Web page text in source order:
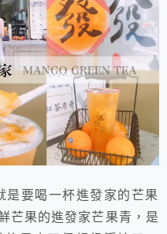
要喝一杯進發家的芒果
芒果的進發家芒果青，是